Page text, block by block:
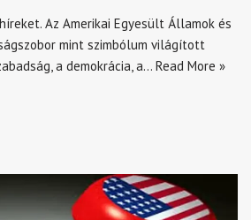
Az Amerikai Egyesült Államok és
mint szimbólum világított
a demokrácia, a… Read More »